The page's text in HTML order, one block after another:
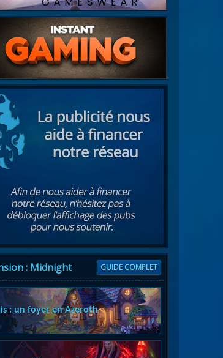
: Midnight GUIDE COMPLET
: un foyer en Azeroth